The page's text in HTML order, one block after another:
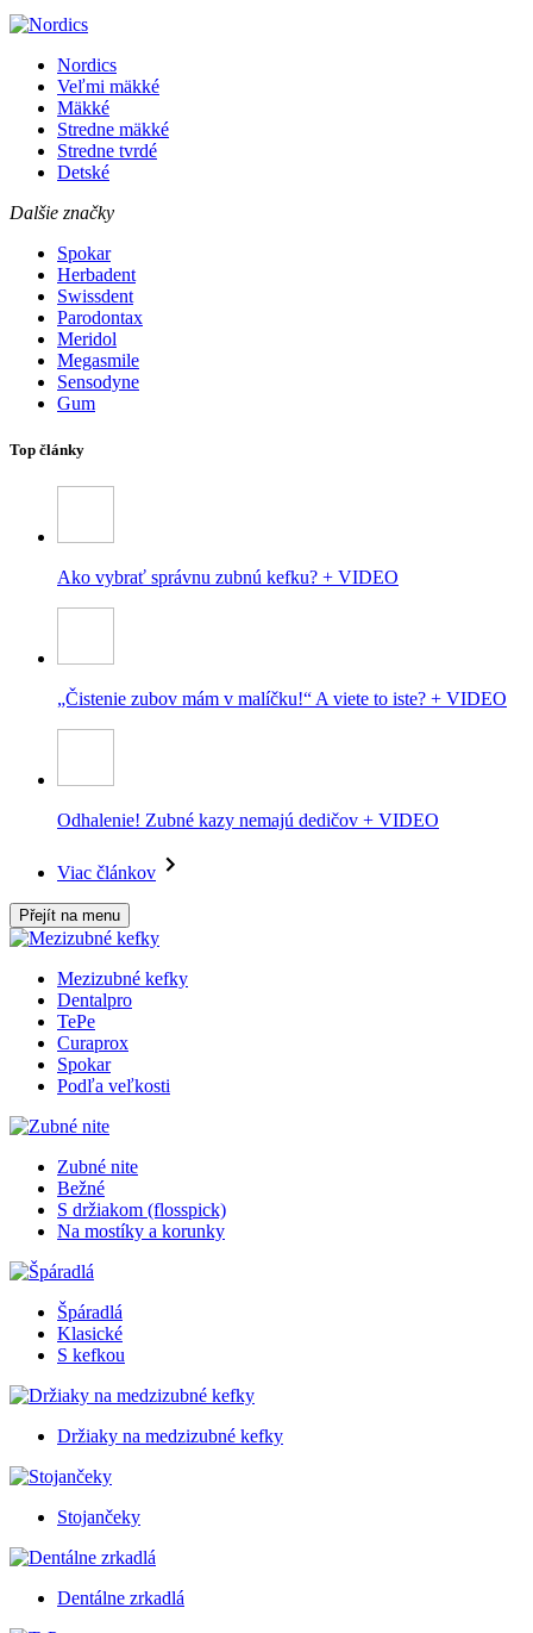
Nordics
Veľmi mäkké
Mäkké
Stredne mäkké
Stredne tvrdé
Detské
Dalšie značky
Spokar
Herbadent
Swissdent
Parodontax
Meridol
Megasmile
Sensodyne
Gum
Top články
Ako vybrať správnu zubnú kefku? + VIDEO
„Čistenie zubov mám v malíčku!“ A viete to iste? + VIDEO
Odhalenie! Zubné kazy nemajú dedičov + VIDEO
Viac článkov
Přejít na menu
Mezizubné kefky
Dentalpro
TePe
Curaprox
Spokar
Podľa veľkosti
Zubné nite
Bežné
S držiakom (flosspick)
Na mostíky a korunky
Špáradlá
Klasické
S kefkou
Držiaky na medzizubné kefky
Stojančeky
Dentálne zrkadlá